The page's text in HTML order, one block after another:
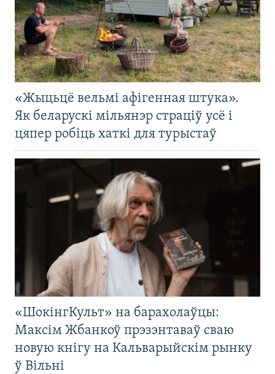
«Жыцьцё вельмі афігенная штука».
Як беларускі мільянэр страціў усё і
цяпер робіць хаткі для турыстаў
«ШокінгКульт» на барахолаўцы:
Максім Жбанкоў прэзэнтаваў сваю
новую кнігу на Кальварыйскім рынку
ў Вільні